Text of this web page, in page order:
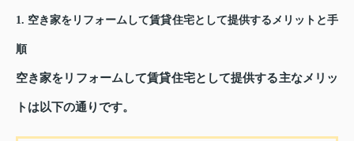
1. 空き家をリフォームして賃貸住宅として提供するメリットと手
順
空き家をリフォームして賃貸住宅として提供する主なメリッ
トは以下の通りです。